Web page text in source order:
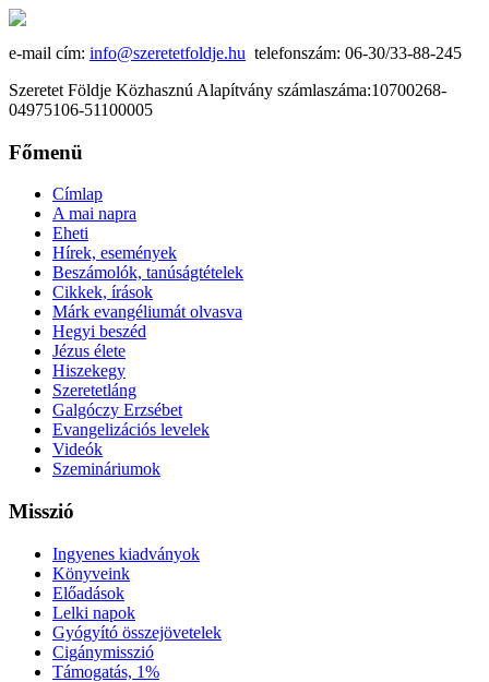
e-mail cím: info@szeretetfoldje.hu telefonszám: 06-30/33-88-245
Szeretet Földje Közhasznú Alapítvány számlaszáma:10700268-
04975106-51100005
Főmenü
Címlap
A mai napra
Eheti
Hírek, események
Beszámolók, tanúságtételek
Cikkek, írások
Márk evangéliumát olvasva
Hegyi beszéd
Jézus élete
Hiszekegy
Szeretetláng
Galgóczy Erzsébet
Evangelizációs levelek
Videók
Szemináriumok
Misszió
Ingyenes kiadványok
Könyveink
Előadások
Lelki napok
Gyógyító összejövetelek
Cigánymisszió
Támogatás, 1%